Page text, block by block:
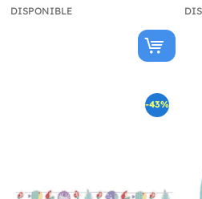
DISPONIBLE
-43%